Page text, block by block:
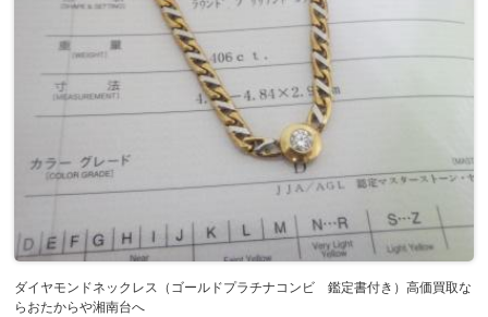
ダイヤモンドネックレス（ゴールドプラチナコンビ 鑑定書付き）高価買取な
らおたからや湘南台へ